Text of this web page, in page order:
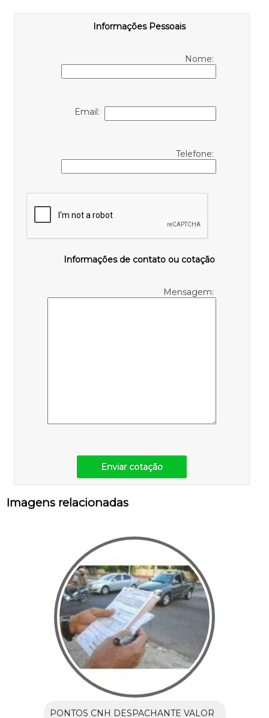
Informações Pessoais
Nome:
Email:
Telefone:
Informações de contato ou cotação
Mensagem:
Enviar cotação
Imagens relacionadas
PONTOS CNH DESPACHANTE VALOR